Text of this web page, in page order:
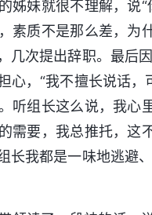
姊妹就很不理解，说
素质不是那么差，为
几次提出辞职。最后
心，“我不擅长说话
听组长这么说，我心
需要，我总推托，这
长我都是一味地逃避